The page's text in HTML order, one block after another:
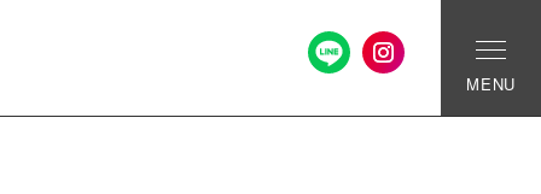
MENU